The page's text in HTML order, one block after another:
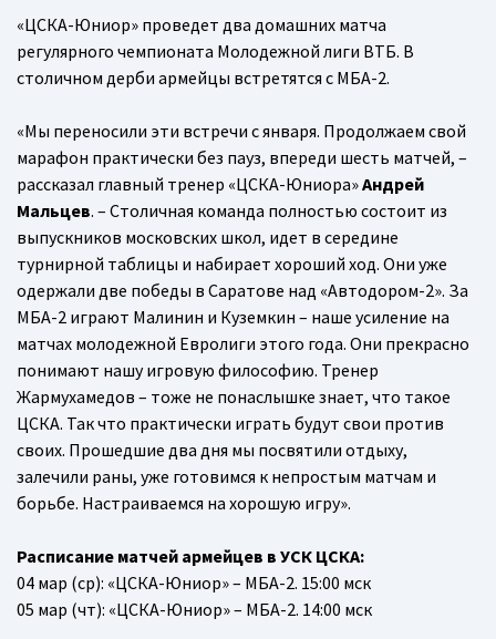
«ЦСКА-Юниор» проведет два домашних матча
регулярного чемпионата Молодежной лиги ВТБ. В
столичном дерби армейцы встретятся с МБА-2.
«Мы переносили эти встречи с января. Продолжаем свой
марафон практически без пауз, впереди шесть матчей, –
рассказал главный тренер «ЦСКА-Юниора»Андрей
Мальцев. – Столичная команда полностью состоит из
выпускников московских школ, идет в середине
турнирной таблицы и набирает хороший ход. Они уже
одержали две победы в Саратове над «Автодором-2». За
МБА-2 играют Малинин и Куземкин – наше усиление на
матчах молодежной Евролиги этого года. Они прекрасно
понимают нашу игровую философию. Тренер
Жармухамедов – тоже не понаслышке знает, что такое
ЦСКА. Так что практически играть будут свои против
своих. Прошедшие два дня мы посвятили отдыху,
залечили раны, уже готовимся к непростым матчам и
борьбе. Настраиваемся на хорошую игру».
Расписание матчей армейцев в УСК ЦСКА:
04 мар (ср): «ЦСКА-Юниор» – МБА-2. 15:00 мск
05 мар (чт): «ЦСКА-Юниор» – МБА-2. 14:00 мск